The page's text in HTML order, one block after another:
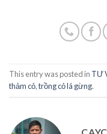
This entry was posted in TƯ
thảm cỏ,trồng cỏ lá gừng.